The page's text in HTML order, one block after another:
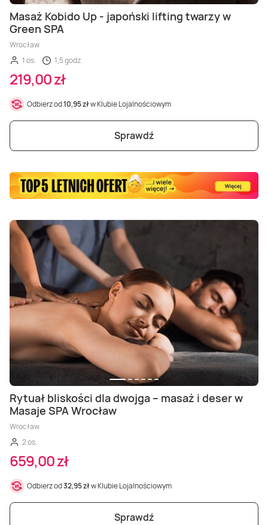
Masaż Kobido Up - japoński lifting twarzy w
Green SPA
Wrocław
1 os.
1,5 godz.
219,00 zł
Odbierz od10,95 złw Klubie Lojalnościowym
Sprawdź
Rytuał bliskości dla dwojga – masaż i deser w
Masaje SPA Wrocław
Wrocław
2 os.
659,00 zł
Odbierz od32,95 złw Klubie Lojalnościowym
Sprawdź